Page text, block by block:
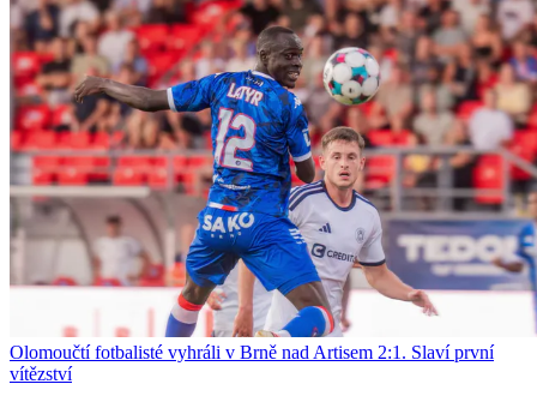
Olomoučtí fotbalisté vyhráli v Brně nad Artisem 2:1. Slaví první
vítězství